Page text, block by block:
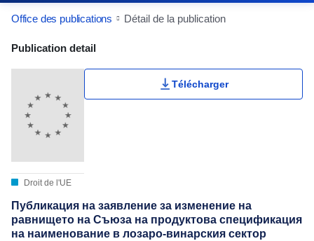
Office des publications Détail de la publication
Publication Detail Actions Portlet
Publication detail
Droit de l'UE
Télécharger
Публикация на заявление за изменение на
равнището на Съюза на продуктова спецификация
на наименование в лозаро-винарския сектор